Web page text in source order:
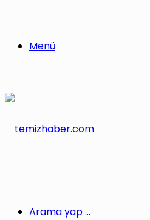
Menü
Arama yap ...